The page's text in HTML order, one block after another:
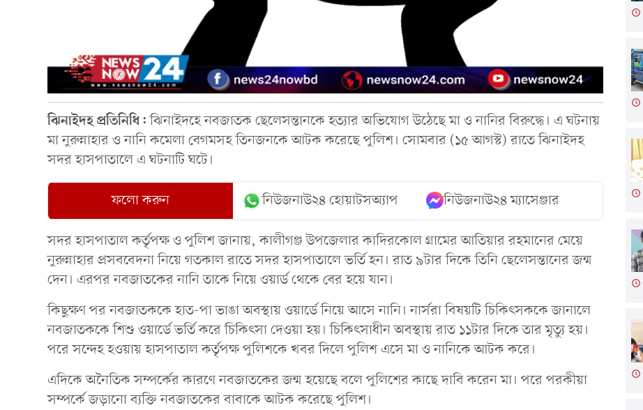
ঝিনাইদহ প্রতিনিধি:ঝিনাইদহে নবজাতক ছেলেসন্তানকে হত্যার অভিযোগ উঠেছে মা ও নানির বিরুদ্ধে। এ ঘটনায়
মা নুরুন্নাহার ও নানি কমেলা বেগমসহ তিনজনকে আটক করেছে পুলিশ। সোমবার (১৫ আগস্ট) রাতে ঝিনাইদহ
সদর হাসপাতালে এ ঘটনাটি ঘটে।
ফলো করুন নিউজনাউ২৪ হোয়াটসঅ্যাপ নিউজনাউ২৪ ম্যাসেঞ্জার
সদর হাসপাতাল কর্তৃপক্ষ ও পুলিশ জানায়, কালীগঞ্জ উপজেলার কাদিরকোল গ্রামের আতিয়ার রহমানের মেয়ে
নুরুন্নাহার প্রসববেদনা নিয়ে গতকাল রাতে সদর হাসপাতালে ভর্তি হন। রাত ৯টার দিকে তিনি ছেলেসন্তানের জন্ম
দেন। এরপর নবজাতকের নানি তাকে নিয়ে ওয়ার্ড থেকে বের হয়ে যান।
কিছুক্ষণ পর নবজাতককে হাত-পা ভাঙা অবস্থায় ওয়ার্ডে নিয়ে আসে নানি। নার্সরা বিষয়টি চিকিৎসককে জানালে
নবজাতককে শিশু ওয়ার্ডে ভর্তি করে চিকিৎসা দেওয়া হয়। চিকিৎসাধীন অবস্থায় রাত ১১টার দিকে তার মৃত্যু হয়।
পরে সন্দেহ হওয়ায় হাসপাতাল কর্তৃপক্ষ পুলিশকে খবর দিলে পুলিশ এসে মা ও নানিকে আটক করে।
এদিকে অনৈতিক সম্পর্কের কারণে নবজাতকের জন্ম হয়েছে বলে পুলিশের কাছে দাবি করেন মা। পরে পরকীয়া
সম্পর্কে জড়ানো ব্যক্তি নবজাতকের বাবাকে আটক করেছে পুলিশ।